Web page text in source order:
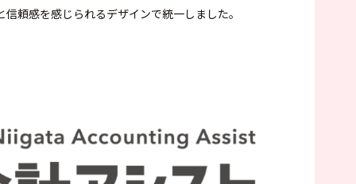
頼感を感じられるデザインで統一しました。